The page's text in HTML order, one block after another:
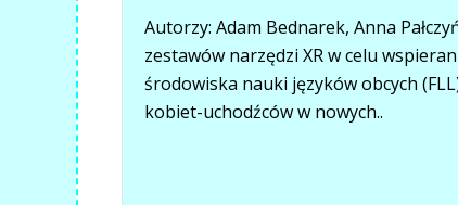
Autorzy: Adam Bednarek, Anna
zestawów narzędzi XR w celu
środowiska nauki języków obcych
kobiet-uchodźców w nowych..